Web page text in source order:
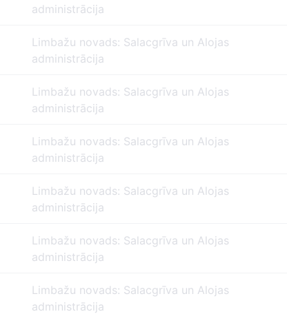
administrācija
Limbažu novads: Salacgrīva un Alojas
administrācija
Limbažu novads: Salacgrīva un Alojas
administrācija
Limbažu novads: Salacgrīva un Alojas
administrācija
Limbažu novads: Salacgrīva un Alojas
administrācija
Limbažu novads: Salacgrīva un Alojas
administrācija
Limbažu novads: Salacgrīva un Alojas
administrācija